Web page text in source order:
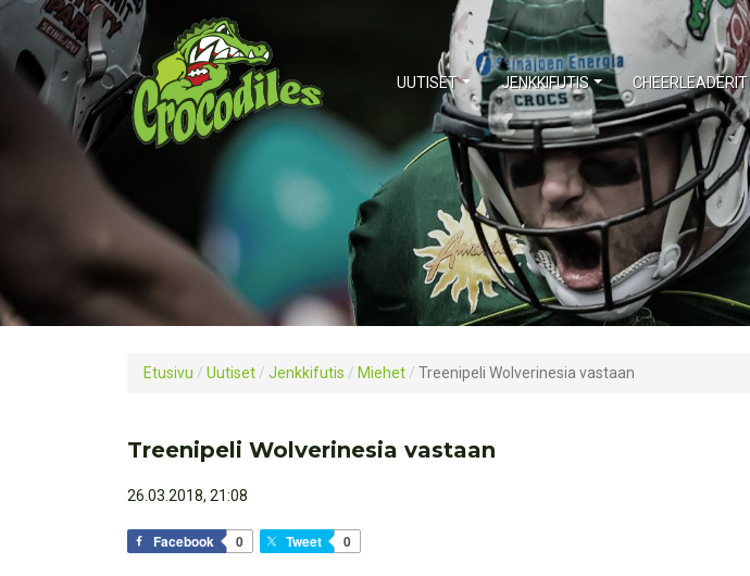
UUTISET JENKKIFUTIS CHEERLEADERIT
Etusivu / Uutiset / Jenkkifutis / Miehet / Treenipeli Wolverinesia vastaan
Treenipeli Wolverinesia vastaan
26.03.2018, 21:08
Facebook 0 Tweet 0